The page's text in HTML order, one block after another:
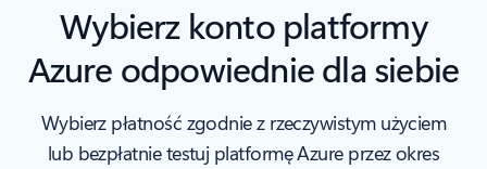
Wybierz konto platformy
Azure odpowiednie dla siebie
Wybierz płatność zgodnie z rzeczywistym użyciem
lub bezpłatnie testuj platformę Azure przez okres